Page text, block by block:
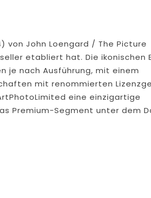
von John Loengard / The Picture
etabliert hat. Die ikonischen
je nach Ausführung, mit einem
mit renommierten
ArtPhotoLimited eine einzigartige
Premium-Segment unter dem